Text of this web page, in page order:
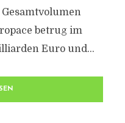
betrug im
Euro und...